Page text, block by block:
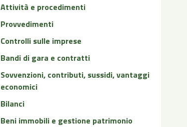
Attività e procedimenti
Provvedimenti
Controlli sulle imprese
Bandi di gara e contratti
Sovvenzioni, contributi, sussidi, vantaggi
economici
Bilanci
Beni immobili e gestione patrimonio